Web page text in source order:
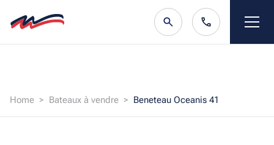
Home Bateaux à vendre Beneteau Oceanis 41